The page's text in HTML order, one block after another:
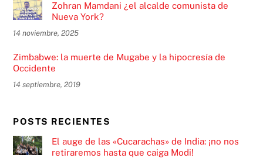
Zohran Mamdani ¿el alcalde comunista de
Nueva York?
14 noviembre, 2025
Zimbabwe: la muerte de Mugabe y la hipocresía de
Occidente
14 septiembre, 2019
POSTS RECIENTES
El auge de las «Cucarachas» de India: ¡no nos
retiraremos hasta que caiga Modi!